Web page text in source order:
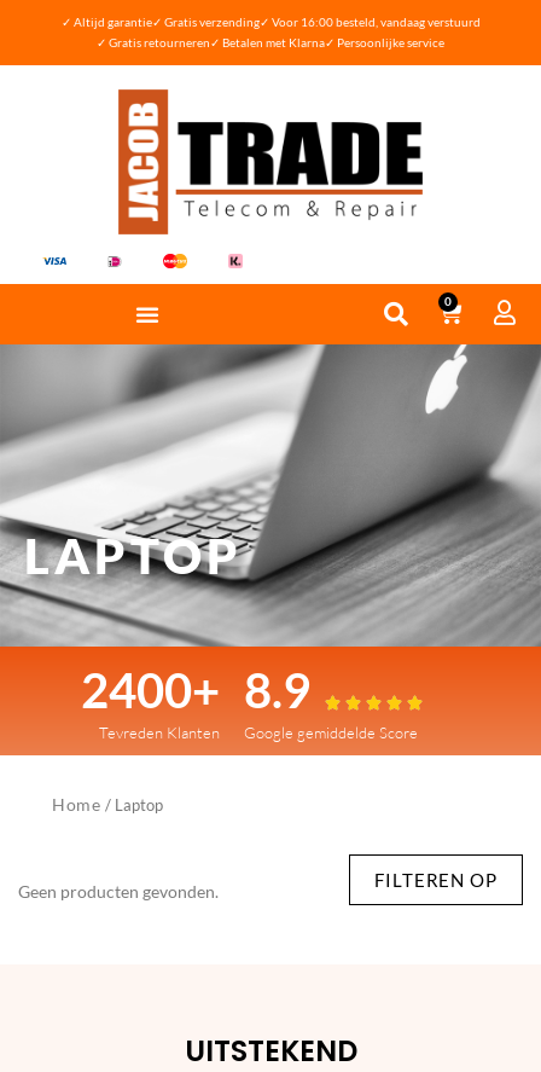
✓ Altijd garantie✓ Gratis verzending✓ Voor 16:00 besteld, vandaag verstuurd
✓ Gratis retourneren✓ Betalen met Klarna✓ Persoonlijke service
0
LAPTOP
2400+
Tevreden Klanten
8.9     
Google gemiddelde Score
Home / Laptop
FILTEREN OP
Geen producten gevonden.
UITSTEKEND